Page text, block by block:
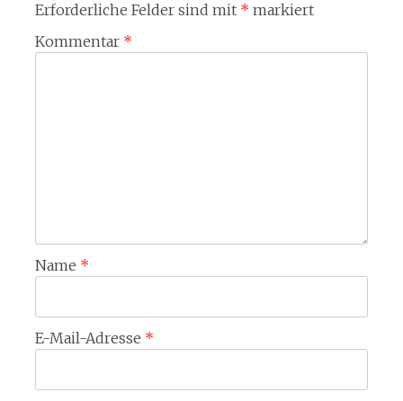
Erforderliche Felder sind mit * markiert
Kommentar *
Name *
E-Mail-Adresse *